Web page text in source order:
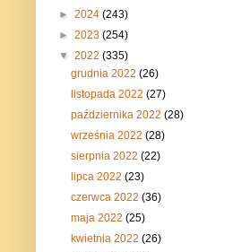
► 2024 (243)
► 2023 (254)
▼ 2022 (335)
grudnia 2022(26)
listopada 2022(27)
października 2022(28)
września 2022(28)
sierpnia 2022(22)
lipca 2022(23)
czerwca 2022(36)
maja 2022(25)
kwietnia 2022(26)